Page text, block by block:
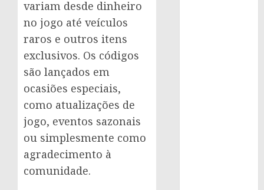
variam desde dinheiro
no jogo até veículos
raros e outros itens
exclusivos. Os códigos
são lançados em
ocasiões especiais,
como atualizações de
jogo, eventos sazonais
ou simplesmente como
agradecimento à
comunidade.